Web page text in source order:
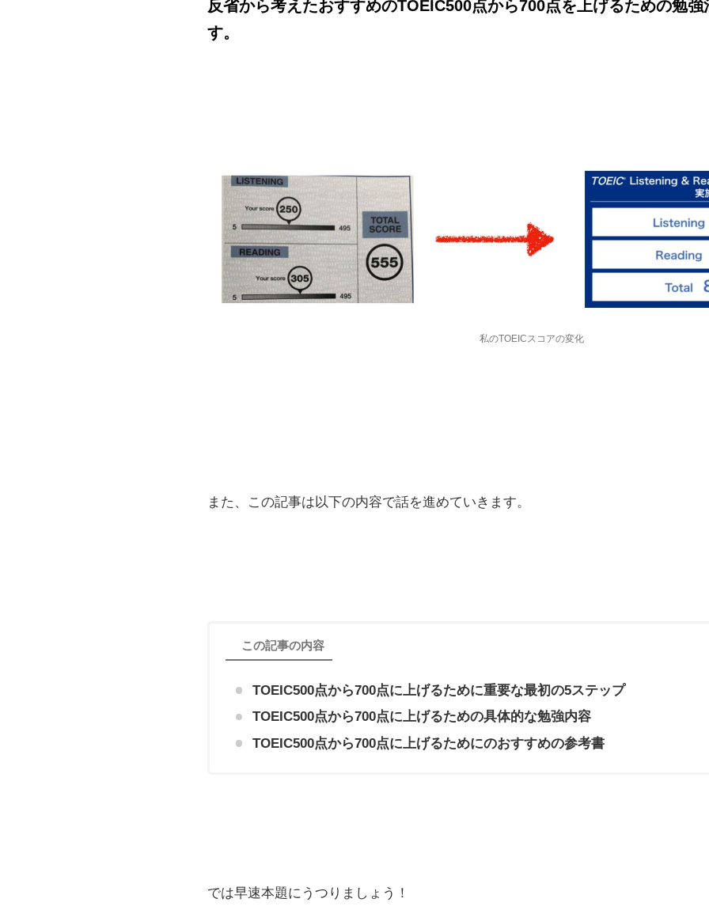
反省から考えたおすすめのTOEIC500点から700点を上げるための勉
す。
私のTOEICスコアの変化
また、この記事は以下の内容で話を進めていきます。
この記事の内容
TOEIC500点から700点に上げるために重要な最初の5ステップ
TOEIC500点から700点に上げるための具体的な勉強内容
TOEIC500点から700点に上げるためにのおすすめの参考書
では早速本題にうつりましょう！